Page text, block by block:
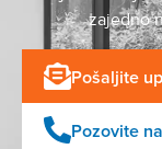
zajedno
Pošaljite
Pozovite